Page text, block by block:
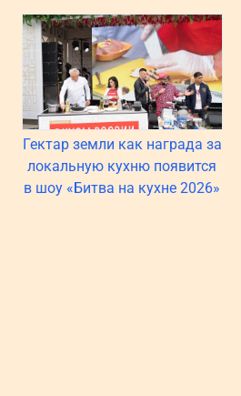
Гектар земли как награда за
локальную кухню появится
в шоу «Битва на кухне 2026»